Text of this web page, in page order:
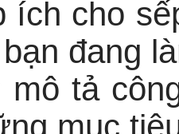
ích cho
đang
mô tả
mục